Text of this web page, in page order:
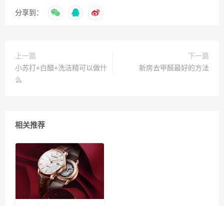
分享到：
上一篇
小苏打+白醋+洗洁精可以做什
么
下一篇
新房去甲醛最好的方法
相关推荐